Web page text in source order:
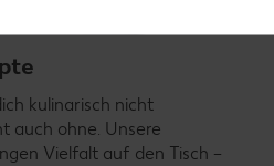
kulinarisch nicht
auch ohne. Unsere
Vielfalt auf den Tisch –